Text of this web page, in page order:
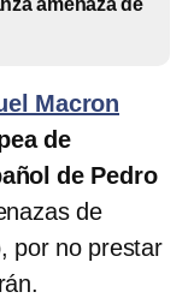
amenaza de
Macron
de
de Pedro
de
por no prestar